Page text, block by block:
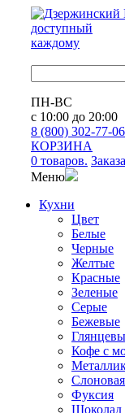
доступный
каждому
ПН-ВС
с 10:00 до 20:00
8 (800) 302-77-06
КОРЗИНА
0 товаров.
Меню
Кухни
Цвет
Белые
Черные
Желтые
Красные
Зеленые
Серые
Бежевые
Кофе с
Фуксия
Шоколад